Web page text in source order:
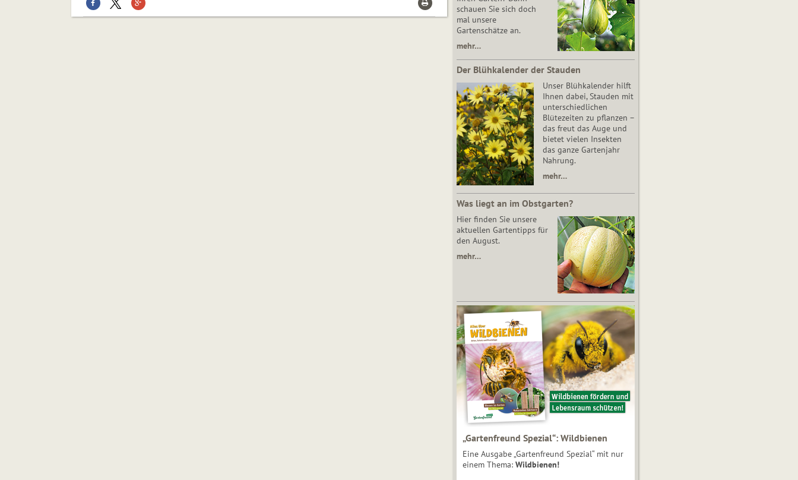
schauen Sie sich doch
mal unsere
Gartenschätze an.
mehr…
Der Blühkalender der Stauden
Unser Blühkalender hilft
Ihnen dabei, Stauden mit
unterschiedlichen
Blütezeiten zu pflanzen –
das freut das Auge und
bietet vielen Insekten
das ganze Gartenjahr
Nahrung.
mehr…
Was liegt an im Obstgarten?
Hier finden Sie unsere
aktuellen Gartentipps für
den August.
mehr…
„Gartenfreund Spezial“: Wildbienen
Eine Ausgabe „Gartenfreund Spezial“ mit nur
einem Thema: Wildbienen!